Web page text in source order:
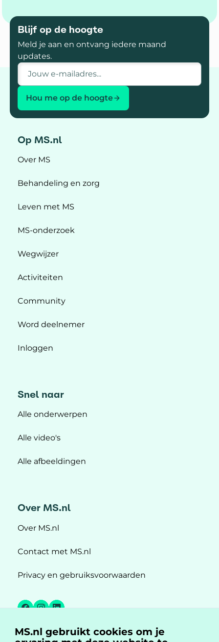
Blijf op de hoogte
Meld je aan en ontvang iedere maand
updates.
E-mailadres
Hou me op de hoogte
Op MS.nl
Over MS
Behandeling en zorg
Leven met MS
MS-onderzoek
Wegwijzer
Activiteiten
Community
Word deelnemer
Inloggen
Snel naar
Alle onderwerpen
Alle video's
Alle afbeeldingen
Over MS.nl
Over MS.nl
Contact met MS.nl
Privacy en gebruiksvoorwaarden
Facebook
Instagram
LinkedIn
MS.nl is een initiatief van:
MS.nl gebruikt cookies om je